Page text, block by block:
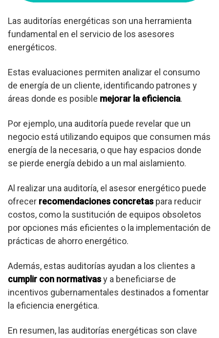
Las auditorías energéticas son una herramienta
fundamental en el servicio de los asesores
energéticos.
Estas evaluaciones permiten analizar el consumo
de energía de un cliente, identificando patrones y
áreas donde es posible mejorar la eficiencia.
Por ejemplo, una auditoría puede revelar que un
negocio está utilizando equipos que consumen más
energía de la necesaria, o que hay espacios donde
se pierde energía debido a un mal aislamiento.
Al realizar una auditoría, el asesor energético puede
ofrecer recomendaciones concretas para reducir
costos, como la sustitución de equipos obsoletos
por opciones más eficientes o la implementación de
prácticas de ahorro energético.
Además, estas auditorías ayudan a los clientes a
cumplir con normativasy a beneficiarse de
incentivos gubernamentales destinados a fomentar
la eficiencia energética.
En resumen, las auditorías energéticas son clave